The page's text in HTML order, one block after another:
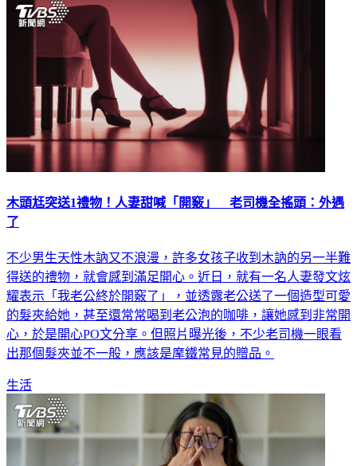
木頭尪突送1禮物！人妻甜喊「開竅」 老司機全搖頭：外遇
了
不少男生天性木訥又不浪漫，許多女孩子收到木訥的另一半難
得送的禮物，就會感到滿足開心。近日，就有一名人妻發文炫
耀表示「我老公終於開竅了」，並透露老公送了一個造型可愛
的髮夾給她，甚至還常常喝到老公泡的咖啡，讓她感到非常開
心，於是開心PO文分享。但照片曝光後，不少老司機一眼看
出那個髮夾並不一般，應該是摩鐵常見的贈品。
生活